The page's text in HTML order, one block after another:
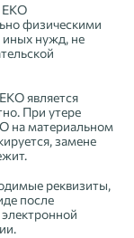
ЕКО
физическими
нужд, не
является
При утере
на материальном
замене
реквизиты,
после